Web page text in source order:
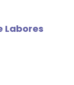
Labores